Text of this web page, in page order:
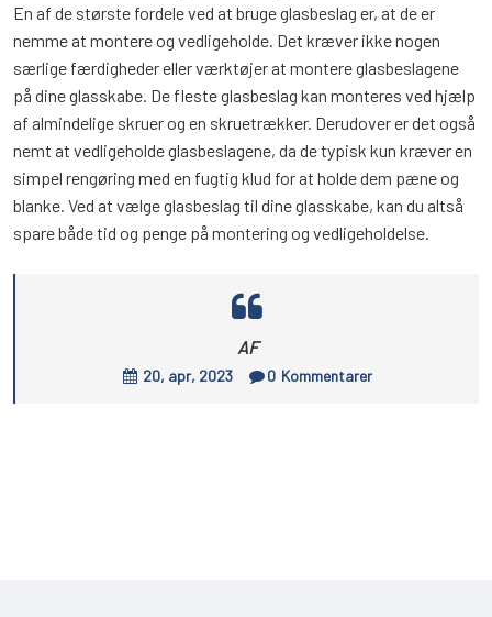
En af de største fordele ved at bruge glasbeslag er, at de er
nemme at montere og vedligeholde. Det kræver ikke nogen
særlige færdigheder eller værktøjer at montere glasbeslagene
på dine glasskabe. De fleste glasbeslag kan monteres ved hjælp
af almindelige skruer og en skruetrækker. Derudover er det også
nemt at vedligeholde glasbeslagene, da de typisk kun kræver en
simpel rengøring med en fugtig klud for at holde dem pæne og
blanke. Ved at vælge glasbeslag til dine glasskabe, kan du altså
spare både tid og penge på montering og vedligeholdelse.
AF
20, apr, 2023 0 Kommentarer